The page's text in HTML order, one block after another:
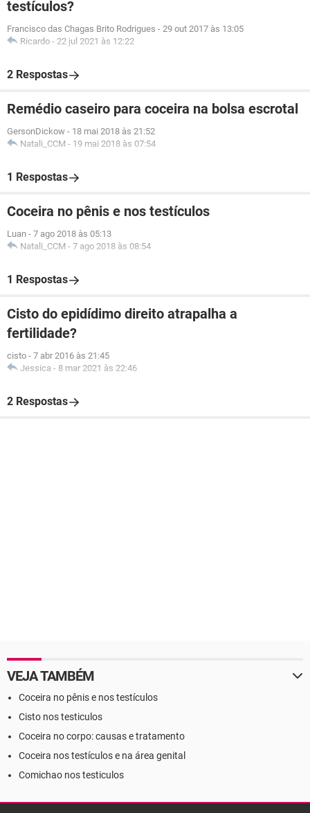
testículos?
Francisco das Chagas Brito Rodrigues - 29 out 2017 às 13:05
Ricardo - 22 jul 2021 às 12:22
2 Respostas
Remédio caseiro para coceira na bolsa escrotal
GersonDickow - 18 mai 2018 às 21:52
Natali_CCM - 19 mai 2018 às 07:54
1 Respostas
Coceira no pênis e nos testículos
Luan - 7 ago 2018 às 05:13
Natali_CCM - 7 ago 2018 às 08:54
1 Respostas
Cisto do epidídimo direito atrapalha a
fertilidade?
cisto - 7 abr 2016 às 21:45
Jessica - 8 mar 2021 às 22:46
2 Respostas
VEJA TAMBÉM
Coceira no pênis e nos testículos
Cisto nos testiculos
Coceira no corpo: causas e tratamento
Coceira nos testículos e na área genital
Comichao nos testiculos